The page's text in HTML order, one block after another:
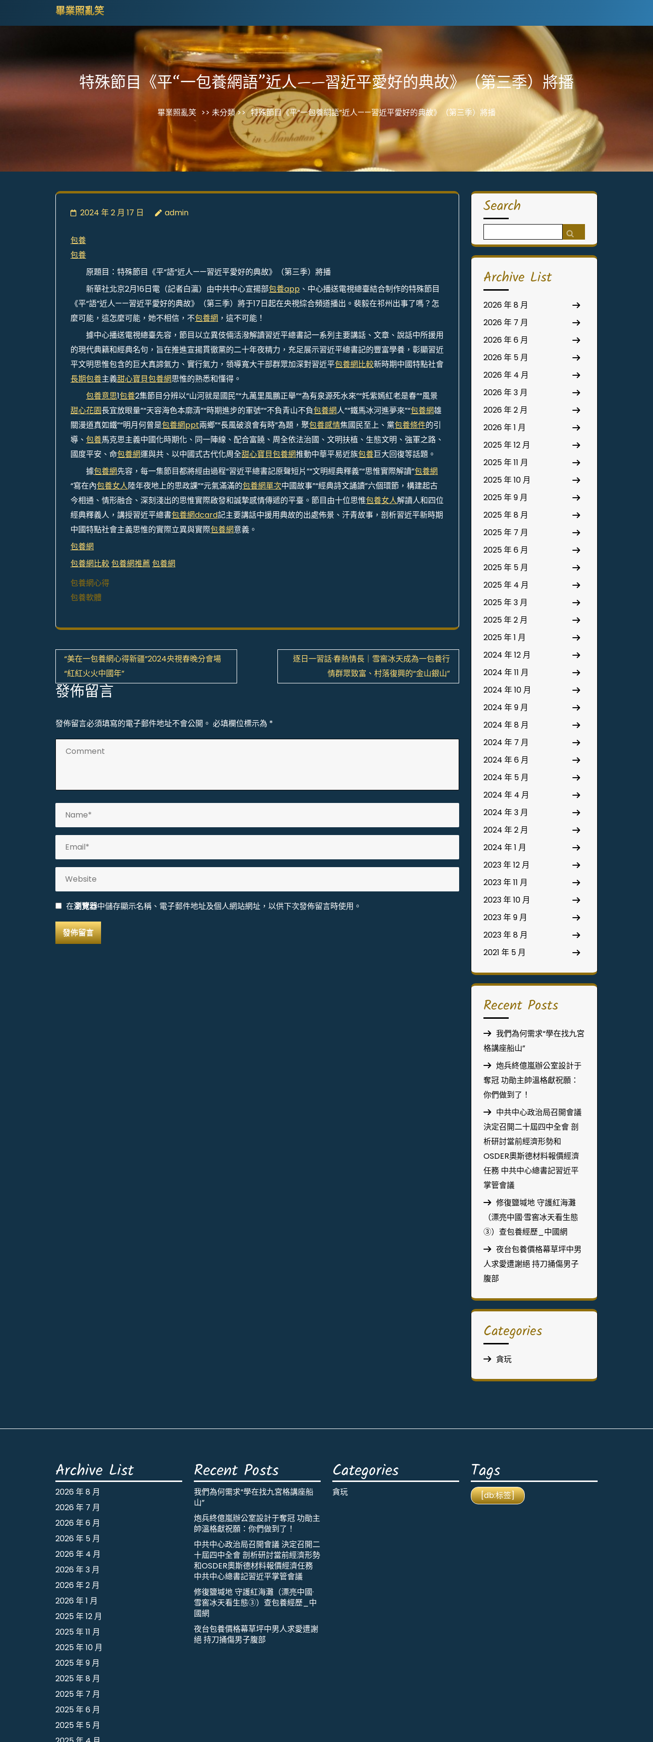
Enter)
畢業照亂笑
特殊節目《平“一包養網語”近人——習近平愛好的典故》（第三季）將播
畢業照亂笑 >> 未分類 >> 特殊節目《平“一包養網語”近人——習近平愛好的典故》（第三季）將播
2024 年 2 月 17 日 admin
包養
包養
原題目：特殊節目《平“語”近人——習近平愛好的典故》（第三季）將播
新華社北京2月16日電（記者白瀛）由中共中心宣揚部包養app 、中心播送電視總臺結合制作的特殊節目
《平“語”近人——習近平愛好的典故》（第三季）將于17日起在央視綜合頻道播出。裴毅在祁州出事了嗎？怎
麼可能，這怎麼可能，她不相信，不包養網 ，這不可能！
據中心播送電視總臺先容，節目以立異伎倆活潑解讀習近平總書記一系列主要講話、文章、說話中所援用
的現代典籍和經典名句，旨在推進宣揚貫徹黨的二十年夜精力，充足展示習近平總書記的豐富學養，彰顯習近
平文明思惟包含的巨大真諦氣力、實行氣力，領導寬大干部群眾加深對習近平包養網比較新時期中國特點社會
長期包養主義甜心寶貝包養網思惟的熟悉和懂得。
包養意思1包養2集節目分辨以“山河就是國民”“九萬里風鵬正舉”“為有泉源死水來”“奼紫嫣紅老是春”“風景
甜心花園長宜放眼量”“天容海色本廓清”“時期進步的軍號”“不負青山不負包養網人”“鐵馬冰河進夢來”“包養網雄
關漫道真如鐵”“明月何曾是包養網ppt兩鄉”“長風破浪會有時”為題，聚包養感情焦國民至上、黨包養條件的引
導、 包養馬克思主義中國化時期化、同一陣線、配合富饒、周全依法治國、文明扶植、生態文明、強軍之路、
國度平安、命包養網運與共、以中國式古代化周全甜心寶貝包養網推動中華平易近族包養巨大回復等話題。
據包養網先容，每一集節目都將經由過程“習近平總書記原聲短片”“文明經典釋義”“思惟實際解讀”包養網
“寫在內包養女人陸年夜地上的思政課”“元氣滿滿的包養網單次中國故事”“經典詩文誦讀”六個環節，構建起古
今相通、情形融合、深刻淺出的思惟實際啟發和誠摯感情傳遞的平臺。節目由十位思惟包養女人解讀人和四位
經典釋義人，講授習近平總書包養網dcard記主要講話中援用典故的出處佈景、汗青故事，剖析習近平新時期
中國特點社會主義思惟的實際立異與實際包養網意義。
包養網
包養網比較包養網推薦 包養網
包養網心得
包養軟體
文
章
導
覽
“美在一包養網心得新疆”2024央視春晚分會場
“紅紅火火中國年”
逐日一習話·春熱情長｜雪窖冰天成為一包養行
情群眾致富、村落復興的“金山銀山”
發佈留言
發佈留言必須填寫的電子郵件地址不會公開。 必填欄位標示為 *
在瀏覽器中儲存顯示名稱、電子郵件地址及個人網站網址，以供下次發佈留言時使用。
Search
for:
Archive List
2026 年 8 月
2026 年 7 月
2026 年 6 月
2026 年 5 月
2026 年 4 月
2026 年 3 月
2026 年 2 月
2026 年 1 月
2025 年 12 月
2025 年 11 月
2025 年 10 月
2025 年 9 月
2025 年 8 月
2025 年 7 月
2025 年 6 月
2025 年 5 月
2025 年 4 月
2025 年 3 月
2025 年 2 月
2025 年 1 月
2024 年 12 月
2024 年 11 月
2024 年 10 月
2024 年 9 月
2024 年 8 月
2024 年 7 月
2024 年 6 月
2024 年 5 月
2024 年 4 月
2024 年 3 月
2024 年 2 月
2024 年 1 月
2023 年 12 月
2023 年 11 月
2023 年 10 月
2023 年 9 月
2023 年 8 月
2021 年 5 月
Recent Posts
我們為何需求“學在找九宮
格講座船山”
炮兵終億嵐辦公室設計于
奪冠 功勛主帥溫格獻祝願：
你們做到了！
中共中心政治局召開會議
決定召開二十屆四中全會 剖
析研討當前經濟形勢和
OSDER奧斯德材料報價經濟
任務 中共中心總書記習近平
掌管會議
修復鹽堿地 守護紅海灘
（漂亮中國·雪窖冰天看生態
③）查包養經歷_中國網
夜台包養價格幕草坪中男
人求愛遭謝絕 持刀捅傷男子
腹部
Categories
貪玩
Archive List
2026 年 8 月
2026 年 7 月
2026 年 6 月
2026 年 5 月
2026 年 4 月
2026 年 3 月
2026 年 2 月
2026 年 1 月
2025 年 12 月
2025 年 11 月
2025 年 10 月
2025 年 9 月
2025 年 8 月
2025 年 7 月
2025 年 6 月
2025 年 5 月
Recent Posts
我們為何需求“學在找九宮格講座船
山”
炮兵終億嵐辦公室設計于奪冠 功勛主
帥溫格獻祝願：你們做到了！
中共中心政治局召開會議 決定召開二
十屆四中全會 剖析研討當前經濟形勢
和OSDER奧斯德材料報價經濟任務
中共中心總書記習近平掌管會議
修復鹽堿地 守護紅海灘（漂亮中國·
雪窖冰天看生態③）查包養經歷_中
國網
夜台包養價格幕草坪中男人求愛遭謝
絕 持刀捅傷男子腹部
Categories
貪玩
Tags
[db:标签]